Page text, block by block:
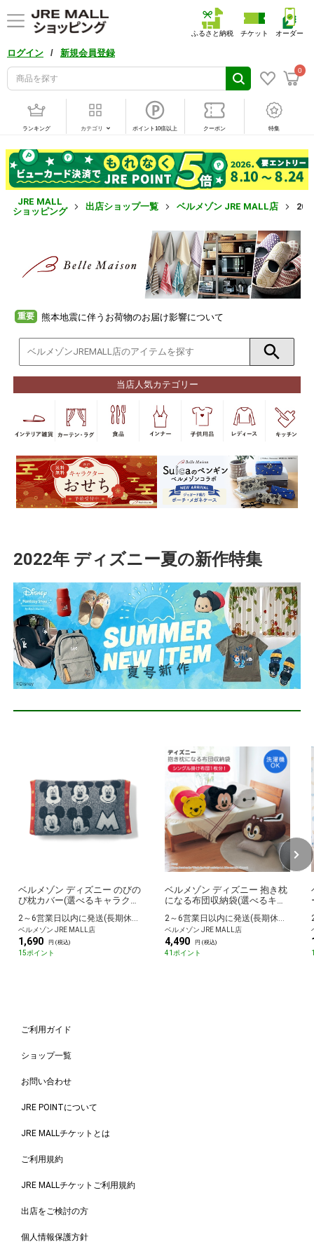
ログイン / 新規会員登録
0
ふるさと納税 チケット オーダー
ランキング カテゴリ ポイント10倍以上 クーポン 特集
JRE MALL
ショッピング
出店ショップ一覧 ベルメゾン JRE MALL店
重要 熊本地震に伴うお荷物のお届け影響について
当店人気カテゴリー
2022年 ディズニー夏の新作特集
ベルメゾン ディズニー のびの
び枕カバー(選べるキャラクタ
ー) ミッキーマウス（モノトー
ン）
2～6営業日以内に発送(長期休暇除く)
ベルメゾン JRE MALL店
1,690 円 (税込)
15ポイント
ベルメゾン ディズニー 抱き枕
になる布団収納袋(選べるキャ
ラクター) ミッキーマウス
2～6営業日以内に発送(長期休暇除く)
ベルメゾン JRE MALL店
4,490 円 (税込)
41ポイント
ご利用ガイド
ショップ一覧
お問い合わせ
JRE POINTについて
JRE MALLチケットとは
ご利用規約
JRE MALLチケットご利用規約
出店をご検討の方
個人情報保護方針